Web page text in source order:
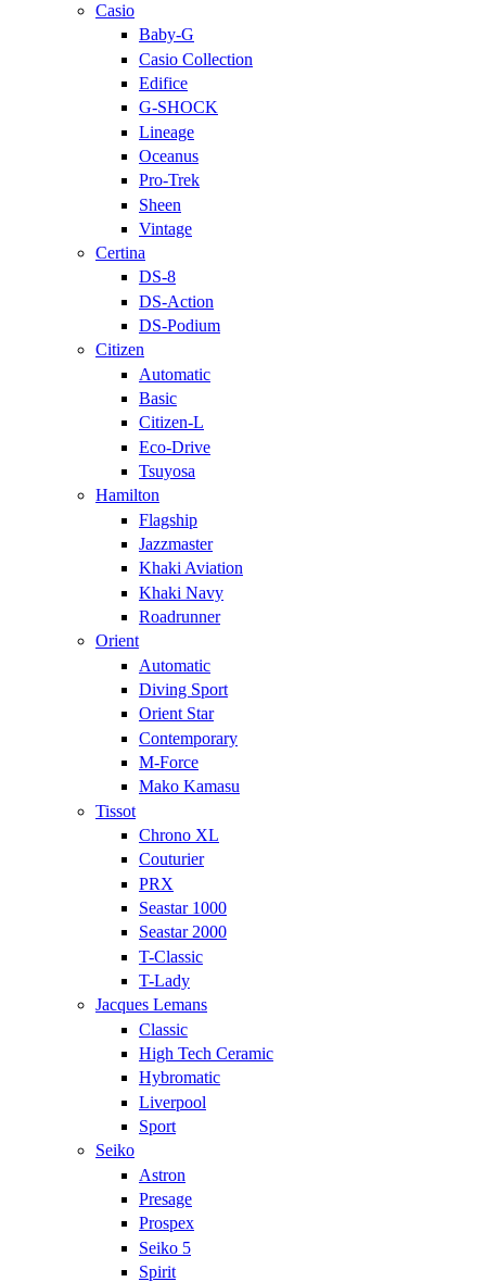
Casio
Baby-G
Casio Collection
Edifice
G-SHOCK
Lineage
Oceanus
Pro-Trek
Sheen
Vintage
Certina
DS-8
DS-Action
DS-Podium
Citizen
Automatic
Basic
Citizen-L
Eco-Drive
Tsuyosa
Hamilton
Flagship
Jazzmaster
Khaki Aviation
Khaki Navy
Roadrunner
Orient
Automatic
Diving Sport
Orient Star
Contemporary
M-Force
Mako Kamasu
Tissot
Chrono XL
Couturier
PRX
Seastar 1000
Seastar 2000
T-Classic
T-Lady
Jacques Lemans
Classic
High Tech Ceramic
Hybromatic
Liverpool
Sport
Seiko
Astron
Presage
Prospex
Seiko 5
Spirit